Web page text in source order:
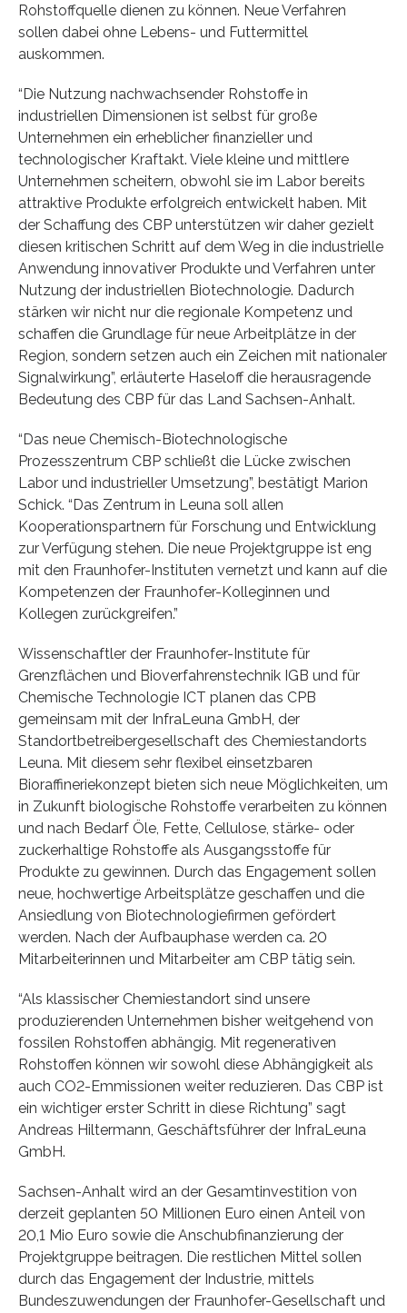
Rohstoffquelle dienen zu können. Neue Verfahren
sollen dabei ohne Lebens- und Futtermittel
auskommen.
“Die Nutzung nachwachsender Rohstoffe in
industriellen Dimensionen ist selbst für große
Unternehmen ein erheblicher finanzieller und
technologischer Kraftakt. Viele kleine und mittlere
Unternehmen scheitern, obwohl sie im Labor bereits
attraktive Produkte erfolgreich entwickelt haben. Mit
der Schaffung des CBP unterstützen wir daher gezielt
diesen kritischen Schritt auf dem Weg in die industrielle
Anwendung innovativer Produkte und Verfahren unter
Nutzung der industriellen Biotechnologie. Dadurch
stärken wir nicht nur die regionale Kompetenz und
schaffen die Grundlage für neue Arbeitplätze in der
Region, sondern setzen auch ein Zeichen mit nationaler
Signalwirkung”, erläuterte Haseloff die herausragende
Bedeutung des CBP für das Land Sachsen-Anhalt.
“Das neue Chemisch-Biotechnologische
Prozesszentrum CBP schließt die Lücke zwischen
Labor und industrieller Umsetzung”, bestätigt Marion
Schick. “Das Zentrum in Leuna soll allen
Kooperationspartnern für Forschung und Entwicklung
zur Verfügung stehen. Die neue Projektgruppe ist eng
mit den Fraunhofer-Instituten vernetzt und kann auf die
Kompetenzen der Fraunhofer-Kolleginnen und
Kollegen zurückgreifen.”
Wissenschaftler der Fraunhofer-Institute für
Grenzflächen und Bioverfahrenstechnik IGB und für
Chemische Technologie ICT planen das CPB
gemeinsam mit der InfraLeuna GmbH, der
Standortbetreibergesellschaft des Chemiestandorts
Leuna. Mit diesem sehr flexibel einsetzbaren
Bioraffineriekonzept bieten sich neue Möglichkeiten, um
in Zukunft biologische Rohstoffe verarbeiten zu können
und nach Bedarf Öle, Fette, Cellulose, stärke- oder
zuckerhaltige Rohstoffe als Ausgangsstoffe für
Produkte zu gewinnen. Durch das Engagement sollen
neue, hochwertige Arbeitsplätze geschaffen und die
Ansiedlung von Biotechnologiefirmen gefördert
werden. Nach der Aufbauphase werden ca. 20
Mitarbeiterinnen und Mitarbeiter am CBP tätig sein.
“Als klassischer Chemiestandort sind unsere
produzierenden Unternehmen bisher weitgehend von
fossilen Rohstoffen abhängig. Mit regenerativen
Rohstoffen können wir sowohl diese Abhängigkeit als
auch CO2-Emmissionen weiter reduzieren. Das CBP ist
ein wichtiger erster Schritt in diese Richtung” sagt
Andreas Hiltermann, Geschäftsführer der InfraLeuna
GmbH.
Sachsen-Anhalt wird an der Gesamtinvestition von
derzeit geplanten 50 Millionen Euro einen Anteil von
20,1 Mio Euro sowie die Anschubfinanzierung der
Projektgruppe beitragen. Die restlichen Mittel sollen
durch das Engagement der Industrie, mittels
Bundeszuwendungen der Fraunhofer-Gesellschaft und